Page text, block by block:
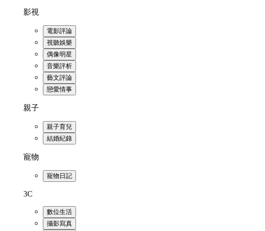
影視
電影評論
視聽娛樂
偶像明星
音樂評析
藝文評論
戀愛情事
親子
親子育兒
結婚紀錄
寵物
寵物日記
3C
數位生活
攝影寫真